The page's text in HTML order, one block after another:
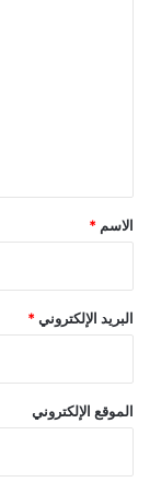
*
الاسم *
البريد الإلكتروني*
الموقع الإلكتروني